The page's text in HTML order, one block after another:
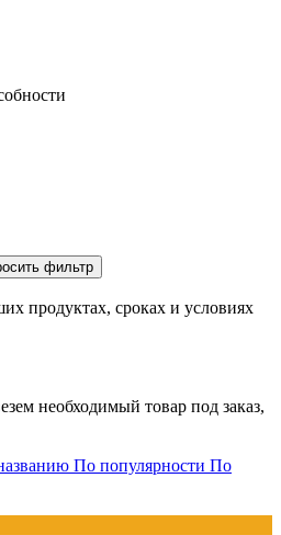
продуктах, сроках и условиях
необходимый товар под заказ,
По популярности По